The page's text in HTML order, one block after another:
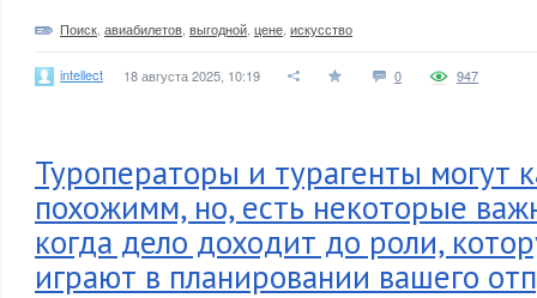
Поиск авиабилетов выгодной цене искусство
intellect 18 августа 2025, 10:19 0 947
Туроператоры и турагенты могут
похожимм, но, есть некоторые
когда дело доходит до роли,
играют в планировании вашего